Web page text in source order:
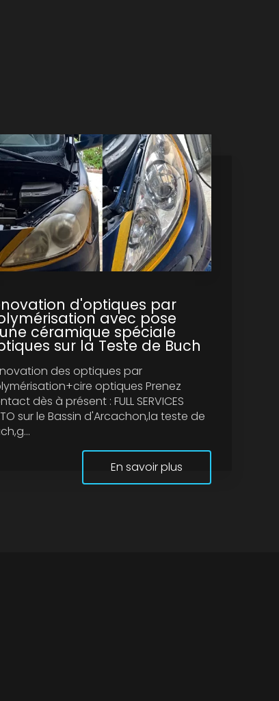
d'optiques par
avec pose
céramique spéciale
sur la Teste de Buch
des optiques par
optiques Prenez
dès à présent : FULL SERVICES
sur le Bassin d'Arcachon,la teste de
En savoir plus